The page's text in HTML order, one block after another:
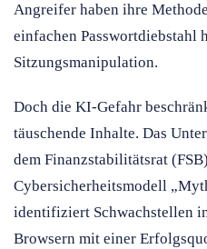
Angreifer haben ihre
einfachen Passwortdiebstahl
Sitzungsmanipulation.
Doch die KI-Gefahr
täuschende Inhalte. Das
dem Finanzstabilitätsrat
Cybersicherheitsmodell
identifiziert Schwachstellen
Browsern mit einer